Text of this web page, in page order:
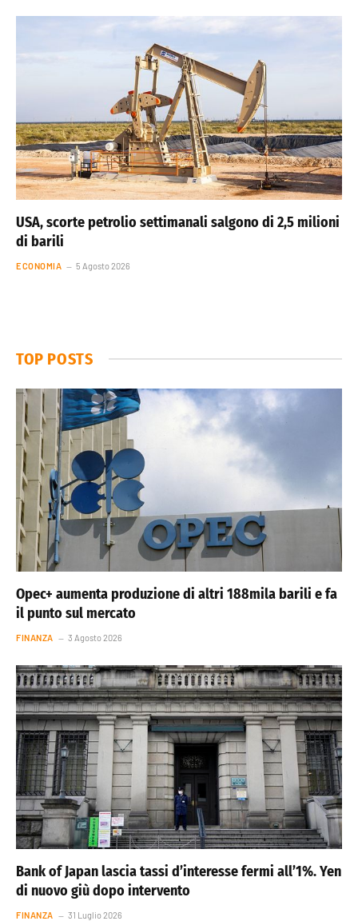
USA, scorte petrolio settimanali salgono di 2,5 milioni
di barili
ECONOMIA 5 Agosto 2026
TOP POSTS
Opec+ aumenta produzione di altri 188mila barili e fa
il punto sul mercato
FINANZA 3 Agosto 2026
Bank of Japan lascia tassi d’interesse fermi all’1%. Yen
di nuovo giù dopo intervento
FINANZA 31 Luglio 2026